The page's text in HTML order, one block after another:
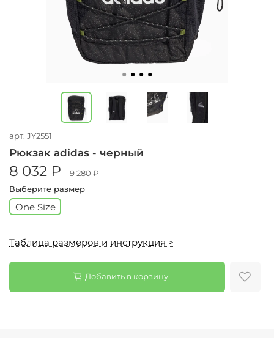
арт. JY2551
Рюкзак adidas - черный
8 032 ₽
9 280 ₽
Выберите размер
One Size
Таблица размеров и инструкция >
Добавить в корзину